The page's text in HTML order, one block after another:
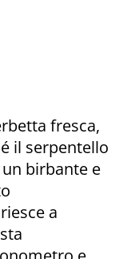
fresca,
il serpentello
birbante e
a